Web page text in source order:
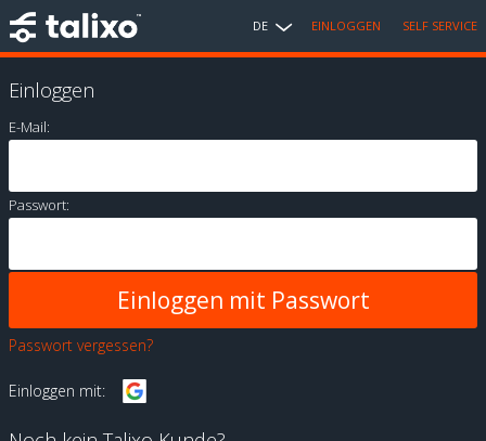
DE EINLOGGEN SELF SERVICE
Einloggen
E-Mail:
Passwort:
Passwort vergessen?
Einloggen mit: